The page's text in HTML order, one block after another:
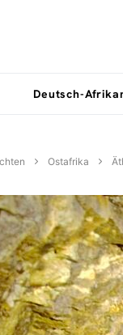
Deutsch-
Ostafrika